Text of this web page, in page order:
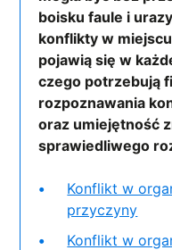
boisku faule i
konflikty w
pojawią się w
czego potrzebują
rozpoznawania
oraz umiejętność
sprawiedliwego
Konflikt w
przyczyny
Konflikt w